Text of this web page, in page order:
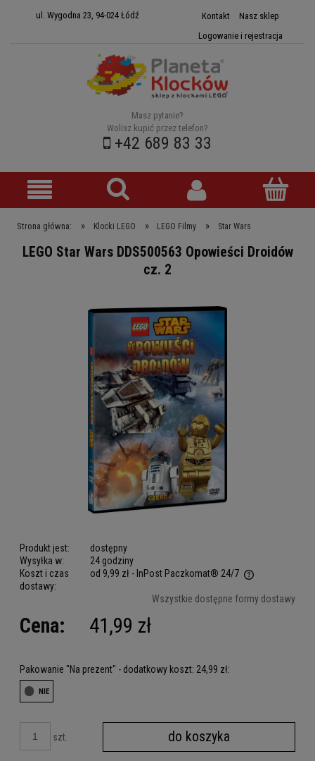
ul. Wygodna 23, 94-024 Łódź Kontakt
Nasz sklep
Logowanie i rejestracja
Masz pytanie?
Wolisz kupić przez telefon?
+42 689 83 33
Strona główna: » Klocki LEGO » LEGO Filmy » Star Wars
LEGO Star Wars DDS500563 Opowieści Droidów
cz. 2
Produkt jest:
dostępny
Wysyłka w:
24 godziny
Koszt i czas
dostawy:
od 9,99 zł - InPost Paczkomat® 24/7
Cena nie zawiera ewentualnych kosztów płatności
Wszystkie dostępne formy dostawy
Cena: 41,99 zł
Pakowanie "Na prezent" - dodatkowy koszt: 24,99 zł:
szt. do koszyka